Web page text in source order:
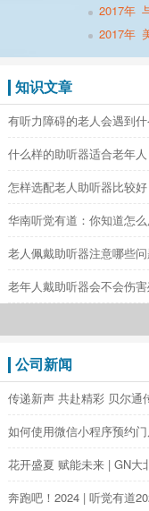
2017年
2017年
知识文章
有听力障碍的老人会遇到什
什么样的助听器适合老年人
怎样选配老人助听器比较好
华南听觉有道：你知道怎
老人佩戴助听器注意哪些
老年人戴助听器会不会伤
公司新闻
传递新声 共赴精彩 贝尔通
如何使用微信小程序预约
花开盛夏 赋能未来 | GN大
奔跑吧！2024 | 听觉有道